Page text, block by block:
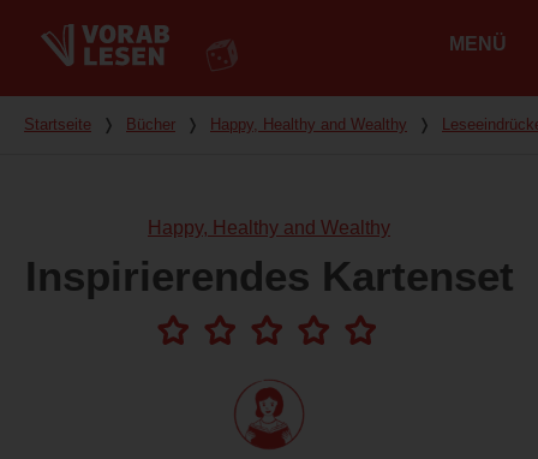
MENÜ
Du bist hier
Startseite ❭ Bücher ❭ Happy, Healthy and Wealthy ❭
Happy, Healthy and Wealthy
Inspirierendes Kartenset